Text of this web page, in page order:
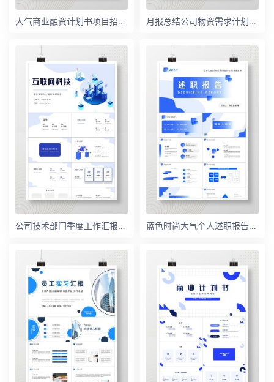
大气商业融资计划书项目招商合作推广方案汇报PPT模板 月报总结公司物资需求计划PPT模板
公司技术部门季度工作汇报演讲员工岗位技能培训PPT模板 蓝色时尚大气个人述职报告通用PPT模板